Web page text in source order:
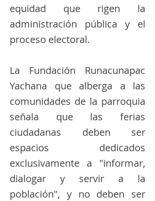
equidad que rigen la
administración pública y el
proceso electoral.
​La Fundación Runacunapac
Yachana que alberga a las
comunidades de la parroquia
señala que las ferias
ciudadanas deben ser
espacios dedicados
exclusivamente a "informar,
dialogar y servir a la
población", y no deben ser